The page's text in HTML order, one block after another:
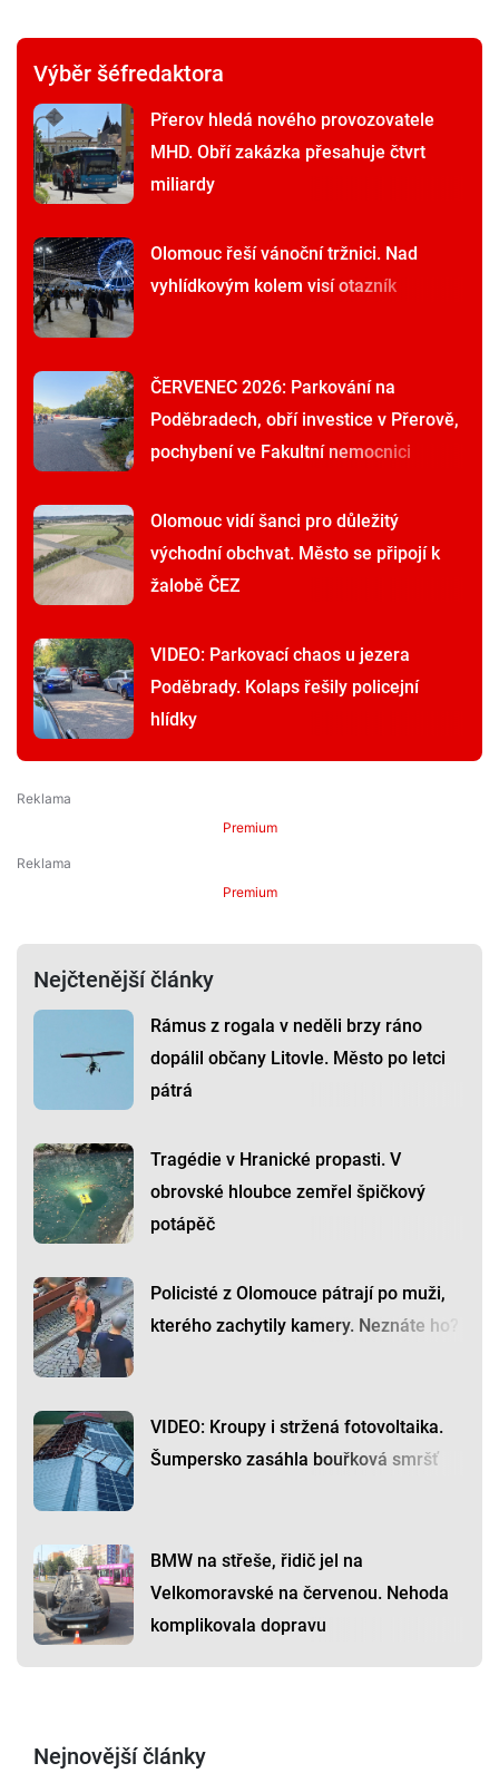
Výběr šéfredaktora
Přerov hledá nového provozovatele
MHD. Obří zakázka přesahuje čtvrt
miliardy
Olomouc řeší vánoční tržnici. Nad
vyhlídkovým kolem visí otazník
ČERVENEC 2026: Parkování na
Poděbradech, obří investice v Přerově,
pochybení ve Fakultní nemocnici
Olomouc vidí šanci pro důležitý
východní obchvat. Město se připojí k
žalobě ČEZ
VIDEO: Parkovací chaos u jezera
Poděbrady. Kolaps řešily policejní
hlídky
Premium
Premium
Nejčtenější články
Rámus z rogala v neděli brzy ráno
dopálil občany Litovle. Město po letci
pátrá
Tragédie v Hranické propasti. V
obrovské hloubce zemřel špičkový
potápěč
Policisté z Olomouce pátrají po muži,
kterého zachytily kamery. Neznáte ho?
VIDEO: Kroupy i stržená fotovoltaika.
Šumpersko zasáhla bouřková smršť
BMW na střeše, řidič jel na
Velkomoravské na červenou. Nehoda
komplikovala dopravu
Nejnovější články